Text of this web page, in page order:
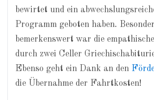
bewirtet und ein
Programm geboten haben.
bemerkenswert war die
durch zwei Celler
Ebenso geht ein Dank an den
die Übernahme der Fahrtkosten!